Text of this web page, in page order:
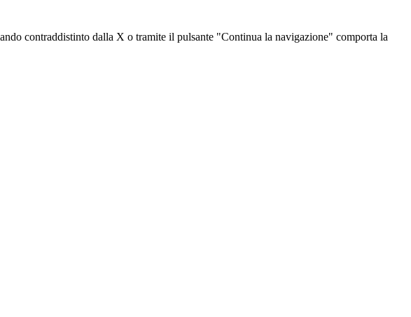
contraddistinto dalla X o tramite il pulsante "Continua la navigazione" comporta la